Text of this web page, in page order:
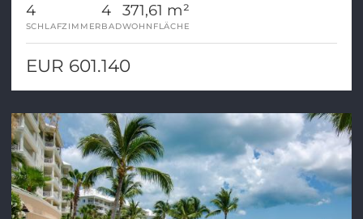
4
SCHLAFZIMMER
4
BAD
371,61 m²
WOHNFLÄCHE
EUR 601.140